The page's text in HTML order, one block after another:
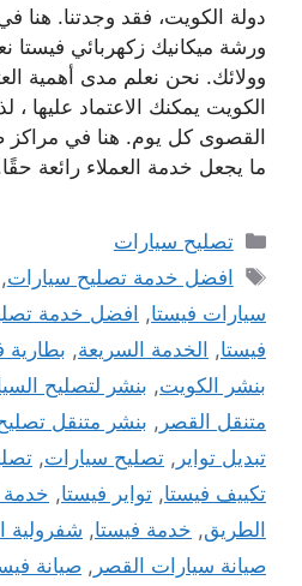
دولة الكويت، فقد وجدتنا.
ورشة ميكانيك زكهربائي
وولائك. نحن نعلم مدى أهمية
الكويت يمكنك الاعتماد عليها ،
القصوى كل يوم. هنا في مراكز
ما يجعل خدمة العملاء رائعة
التصنيفات
تصليح سيارات
الوسوم
افضل خدمة تصليح سيارات,
سيارات فيستا, افضل خدمة
فيستا, الخدمة السريعة, بطارية
بنشر الكويت, بنشر لتصليح
متنقل القصر , بنشر متنقل
تبديل تواير , تصليح سيارات,
تكييف فيستا, تواير فيستا, خدمة
الطريق, خدمة فيستا, شفرولية
صيانة سيارات القصر , صيانة